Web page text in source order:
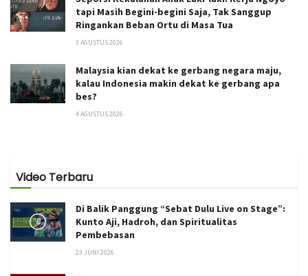
tapi Masih Begini-begini Saja, Tak Sanggup
Ringankan Beban Ortu di Masa Tua
3 AGUSTUS 2026
Malaysia kian dekat ke gerbang negara maju,
kalau Indonesia makin dekat ke gerbang apa
bes?
4 AGUSTUS 2026
Video Terbaru
Di Balik Panggung “Sebat Dulu Live on Stage”:
Kunto Aji, Hadroh, dan Spiritualitas
Pembebasan
23 JUNI 2026